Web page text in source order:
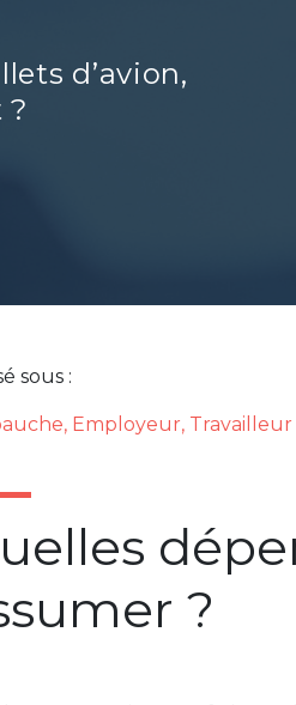
d’avion,
?
sous :
, Employeur,
?